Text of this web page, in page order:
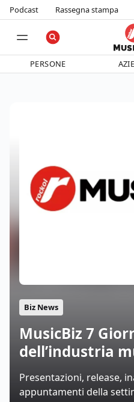
Podcast Rassegna stampa
PERSONE
Biz News
MusicBiz 7
dell’industria
Presentazioni, release,
appuntamenti della